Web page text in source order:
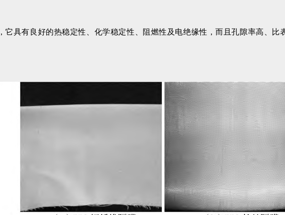
它具有良好的热稳定性、化学稳定性、阻燃性及电绝缘性，而且孔隙率高、